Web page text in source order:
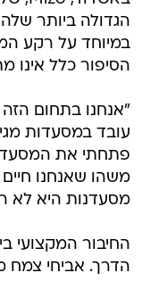
הגדולה ביותר
במיוחד על רקע
הסיפור כלל אינו
"אנחנו בתחום הזה
פתחתי את
משהו שאנחנו
מסעדנות היא לא
החיבור המקצועי
הדרך. אביחי צמח